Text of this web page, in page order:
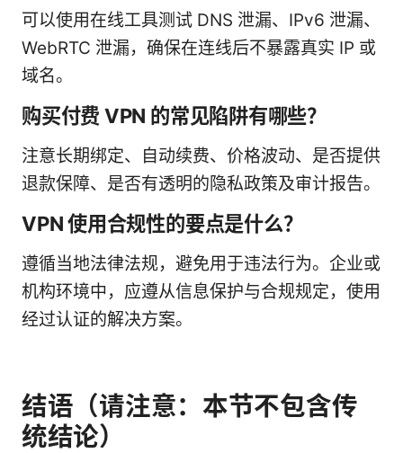
可以使用在线工具测试 DNS 泄漏、IPv6 泄漏、
WebRTC 泄漏，确保在连线后不暴露真实 IP 或
域名。
购买付费 VPN 的常见陷阱有哪些？
注意长期绑定、自动续费、价格波动、是否提供
退款保障、是否有透明的隐私政策及审计报告。
VPN 使用合规性的要点是什么？
遵循当地法律法规，避免用于违法行为。企业或
机构环境中，应遵从信息保护与合规规定，使用
经过认证的解决方案。
结语（请注意：本节不包含传
统结论）